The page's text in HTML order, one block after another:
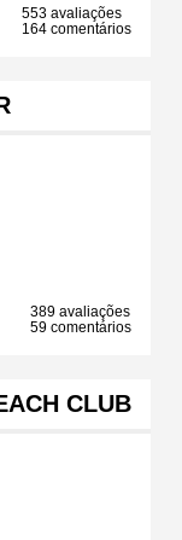
553 avaliações
164 comentários
389 avaliações
59 comentários
CLUB